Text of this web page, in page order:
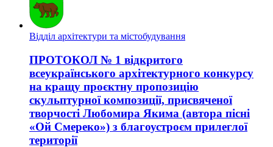
Відділ архітектури та містобудування
ПРОТОКОЛ № 1 відкритого
всеукраїнського архітектурного конкурсу
на кращу проєктну пропозицію
скульптурної композиції, присвяченої
творчості Любомира Якима (автора пісні
«Ой Смереко») з благоустроєм прилеглої
території